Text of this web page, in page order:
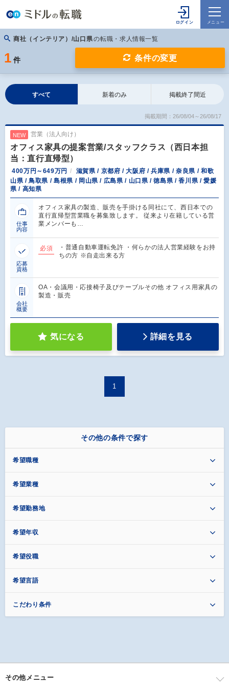
商社（インテリア）/山口県の転職・求人情報一覧
1 件 条件の変更
すべて 新着のみ 掲載終了間近
掲載期間：26/08/04～26/08/17
NEW 営業（法人向け）
オフィス家具の提案営業/スタッフクラス（西日本担
当：直行直帰型）
400万円～649万円
滋賀県 / 京都府 / 大阪府 / 兵庫県 / 奈良県 / 和歌
山県 / 鳥取県 / 島根県 / 岡山県 / 広島県 / 山口県 / 徳島県 / 香川県 / 愛媛
県 / 高知県
仕事
内容
オフィス家具の製造、販売を手掛ける同社にて、西日本での
直行直帰型営業職を募集致します。 従来より在籍している営
業メンバーも…
応募
資格
必須
・普通自動車運転免許 ・何らかの法人営業経験をお持
ちの方 ※自走出来る方
会社
概要
OA・会議用・応接椅子及びテーブルその他 オフィス用家具の
製造・販売
気になる 詳細を見る
1
その他の条件で探す
希望職種
希望業種
希望勤務地
希望年収
希望役職
希望言語
こだわり条件
その他メニュー